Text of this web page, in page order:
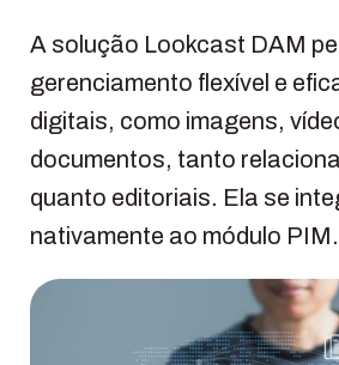
A solução Lookcast DAM
gerenciamento flexível e
digitais, como imagens,
documentos, tanto
quanto editoriais. Ela se
nativamente ao módulo PIM.